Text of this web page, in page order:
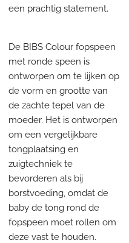
een prachtig statement.
De BIBS Colour fopspeen
met ronde speen is
ontworpen om te lijken op
de vorm en grootte van
de zachte tepel van de
moeder. Het is ontworpen
om een vergelijkbare
tongplaatsing en
zuigtechniek te
bevorderen als bij
borstvoeding, omdat de
baby de tong rond de
fopspeen moet rollen om
deze vast te houden.